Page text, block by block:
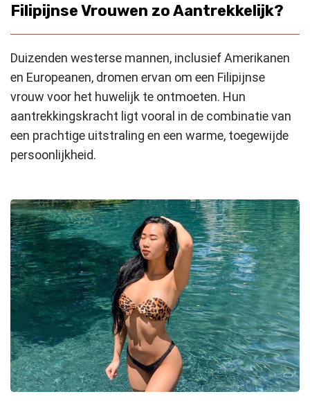
Filipijnse Vrouwen zo Aantrekkelijk?
Duizenden westerse mannen, inclusief Amerikanen
en Europeanen, dromen ervan om een Filipijnse
vrouw voor het huwelijk te ontmoeten. Hun
aantrekkingskracht ligt vooral in de combinatie van
een prachtige uitstraling en een warme, toegewijde
persoonlijkheid.